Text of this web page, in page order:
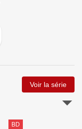
Voir la série
BD